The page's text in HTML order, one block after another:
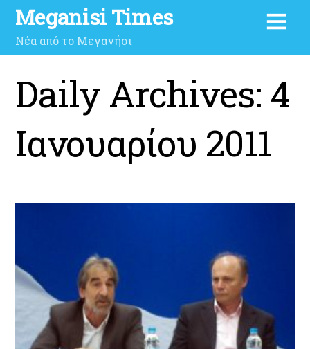
Meganisi Times
Νέα από το Μεγανήσι
Daily Archives: 4
Ιανουαρίου 2011